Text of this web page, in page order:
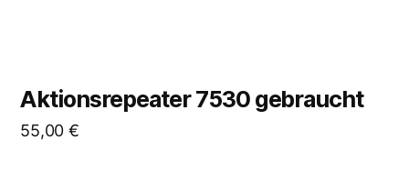
Aktionsrepeater 7530 gebraucht
55,00 €